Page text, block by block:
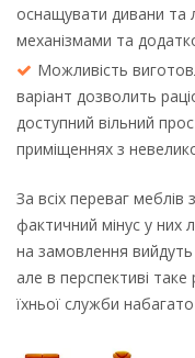
оснащувати дивани та
механізмами та
Можливість
варіант дозволить
доступний вільний
приміщеннях з
За всіх переваг меблів
фактичний мінус у
на замовлення
але в перспективі таке
їхньої служби